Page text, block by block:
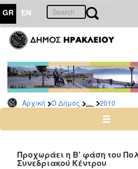
GR EN
Αρχική Ο Δήμος ... 2010
ΔΗΜΟΣ
Δελτία
Τύπου
Αρχείο
2026
2024
2022
Προχωράει η Β' φάση του
Συνεδριακού Κέντρου